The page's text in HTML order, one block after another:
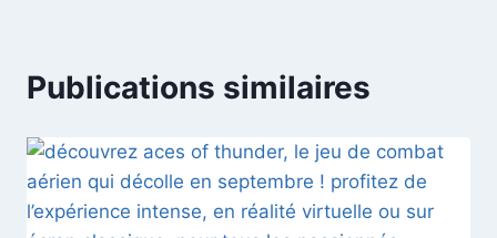
Publications similaires